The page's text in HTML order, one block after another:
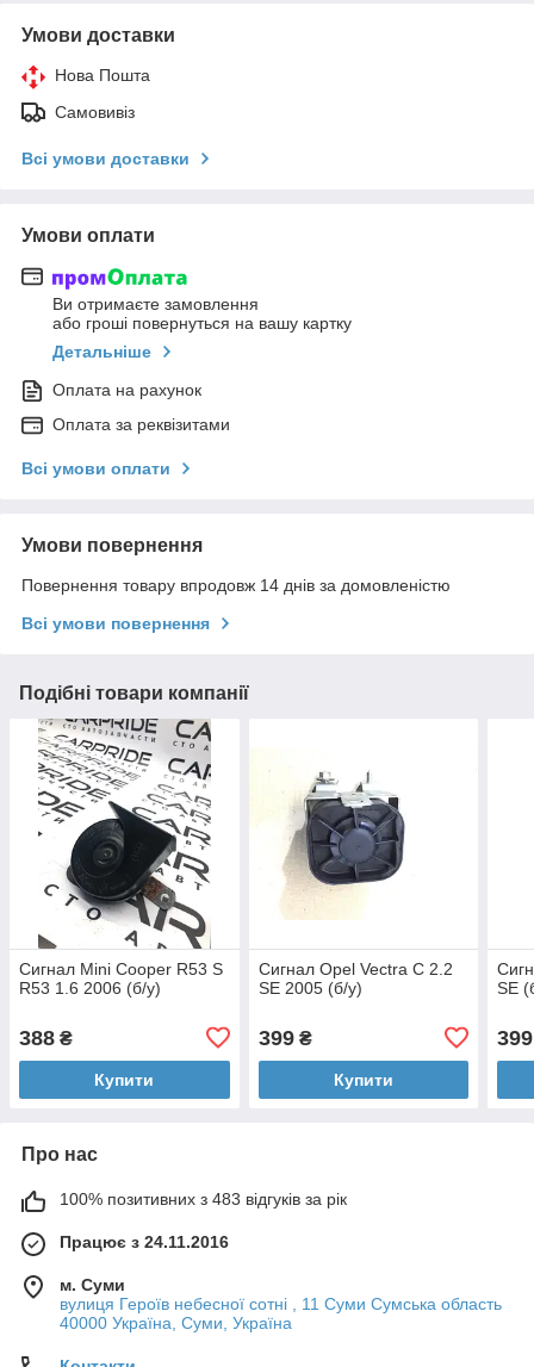
Умови доставки
Нова Пошта
Самовивіз
Всі умови доставки
Умови оплати
Ви отримаєте замовлення
або гроші повернуться на вашу картку
Детальніше
Оплата на рахунок
Оплата за реквізитами
Всі умови оплати
Умови повернення
Повернення товару впродовж 14 днів за домовленістю
Всі умови повернення
Подібні товари компанії
Сигнал Mini Cooper R53 S
R53 1.6 2006 (б/у)
388 ₴
Купити
Сигнал Opel Vectra C 2.2
SE 2005 (б/у)
399₴
Купити
SE
399
Про нас
100% позитивних з 483 відгуків за рік
Працює з 24.11.2016
м. Суми
вулиця Героїв небесної сотні , 11 Суми Сумська область
40000 Україна, Суми, Україна